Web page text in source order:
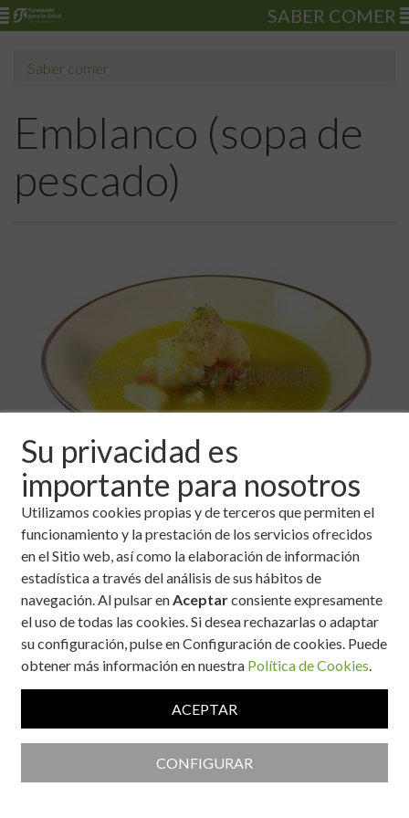
Su privacidad es
importante para nosotros
Utilizamos cookies propias y de terceros que permiten el
funcionamiento y la prestación de los servicios ofrecidos
en el Sitio web, así como la elaboración de información
estadística a través del análisis de sus hábitos de
navegación. Al pulsar enAceptarconsiente expresamente
el uso de todas las cookies. Si desea rechazarlas o adaptar
su configuración, pulse en Configuración de cookies. Puede
obtener más información en nuestra Política de Cookies.
ACEPTAR
CONFIGURAR
SABER COMER
Saber comer
Emblanco (sopa de
pescado)
Ingredientes
400 gramos de rape limpio.
50 gramos de cebolla.
50 gramos de pimiento verde.
2 dientes de ajo.
1 decilitro de aceite de oliva.
1 litro de agua
Sal.